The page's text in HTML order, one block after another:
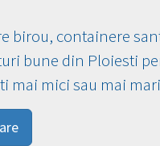
birou, containere
bune din Ploiesti
mai mici sau mai